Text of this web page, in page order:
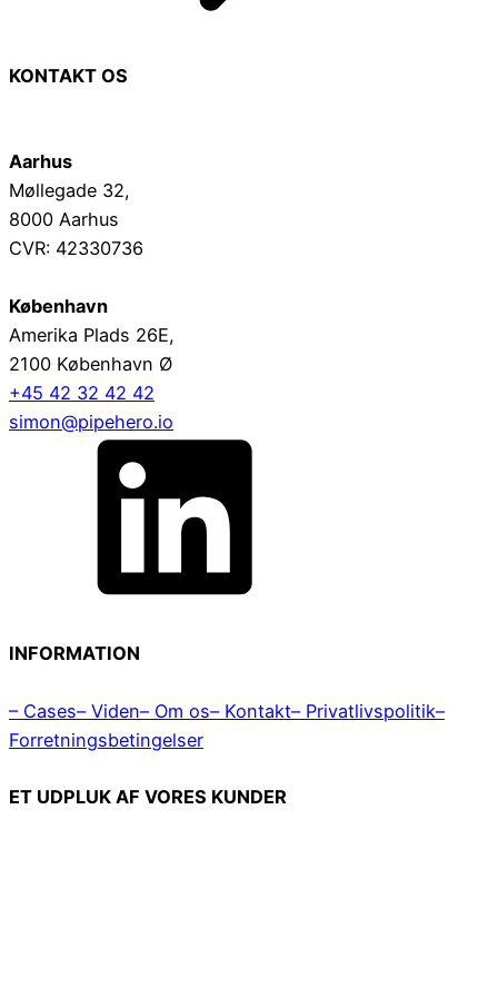
KONTAKT OS
Aarhus
Møllegade 32,
8000 Aarhus
CVR: 42330736
København
Amerika Plads 26E,
2100 København Ø
+45 42 32 42 42
simon@pipehero.io
INFORMATION
– Cases– Viden– Om os– Kontakt– Privatlivspolitik–
Forretningsbetingelser
ET UDPLUK AF VORES KUNDER